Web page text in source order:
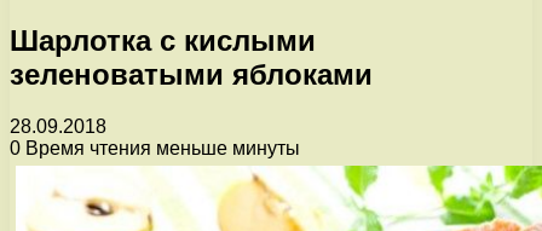
Шарлотка с кислыми
зеленоватыми яблоками
28.09.2018
0 Время чтения меньше минуты